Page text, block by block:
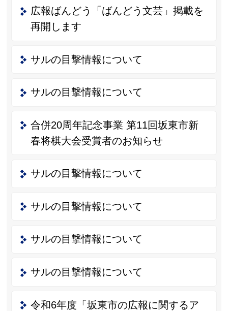
広報ばんどう「ばんどう文芸」掲載を
再開します
サルの目撃情報について
サルの目撃情報について
合併20周年記念事業 第11回坂東市新
春将棋大会受賞者のお知らせ
サルの目撃情報について
サルの目撃情報について
サルの目撃情報について
サルの目撃情報について
令和6年度「坂東市の広報に関するア